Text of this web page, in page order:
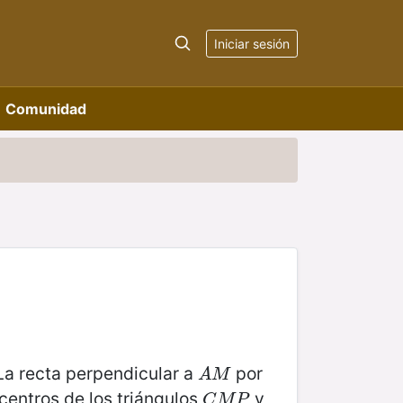
Iniciar sesión
Comunidad
recta perpendicular a A M
AM por
de los triángulos CM P y